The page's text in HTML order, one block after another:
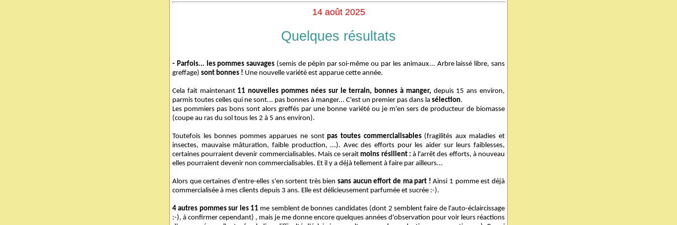
14 août 2025
Quelques résultats
- Parfois... les pommes sauvages (semis de pépin par soi-même ou par les animaux... Arbre laissé libre, sans
greffage) sont bonnes ! Une nouvelle variété est apparue cette année.
Cela fait maintenant 11 nouvelles pommes nées sur le terrain, bonnes à manger, depuis 15 ans environ,
parmis toutes celles qui ne sont... pas bonnes à manger... C'est un premier pas dans la sélection.
Les pommiers pas bons sont alors greffés par une bonne variété ou je m'en sers de producteur de biomasse
(coupe au ras du sol tous les 2 à 5 ans environ).
Toutefois les bonnes pommes apparues ne sontpas toutes commercialisables(fragilités aux maladies et
insectes, mauvaise mâturation, faible production, ...). Avec des efforts pour les aider sur leurs faiblesses,
certaines pourraient devenir commercialisables. Mais ce serait moins résilient : à l'arrêt des efforts, à nouveau
elles pourraient devenir non commercialisables. Et il y a déjà tellement à faire par ailleurs...
Alors que certaines d'entre-elles s'en sortent très bien sans aucun effort de ma part !Ainsi 1 pomme est déjà
commercialisée à mes clients depuis 3 ans. Elle est délicieusement parfumée et sucrée :-).
4 autres pommes sur les 11 me semblent de bonnes candidates (dont 2 semblent faire de l'auto-éclaircissage
:-), à confirmer cependant) , mais je me donne encore quelques années d'observation pour voir leurs réactions